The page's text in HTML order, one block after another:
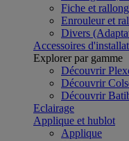
Fiche et
Enrouleur et
Divers
Accessoires
Explorer par gamme
Découvrir
Découvrir
Découvrir
Eclairage
Applique et hublot
Applique